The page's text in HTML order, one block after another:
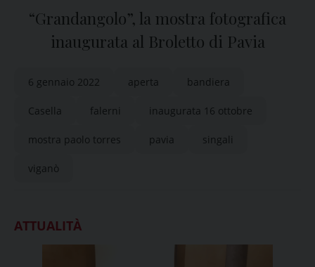
“Grandangolo”, la mostra fotografica
inaugurata al Broletto di Pavia
6 gennaio 2022 aperta bandiera
Casella falerni inaugurata 16 ottobre
mostra paolo torres pavia singali
viganò
ATTUALITÀ